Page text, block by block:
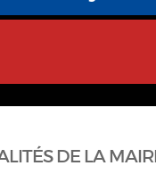
DE LA